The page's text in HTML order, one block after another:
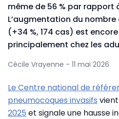
même de 56 % par
L’augmentation du
(+34 %, 174 cas) est
principalement chez les
Cécile Vrayenne - 11 mai 2026
Le Centre national de
pneumocoques invasifs
2025 et signale une hausse